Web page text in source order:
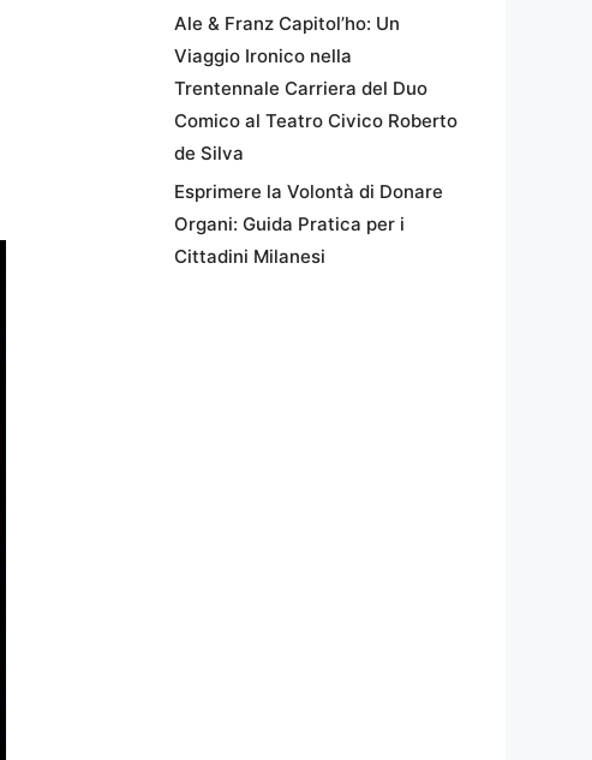
Ale & Franz Capitol’ho: Un
Viaggio Ironico nella
Trentennale Carriera del Duo
Comico al Teatro Civico Roberto
de Silva
Esprimere la Volontà di Donare
Organi: Guida Pratica per i
Cittadini Milanesi